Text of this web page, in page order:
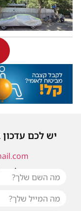
יש לכם עדכון
או שילחו